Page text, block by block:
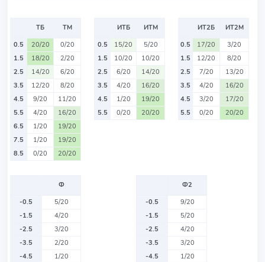
ТБ
ТМ
0.5
20/20
0/20
1.5
18/20
2/20
2.5
14/20
6/20
3.5
12/20
8/20
4.5
9/20
11/20
5.5
4/20
16/20
6.5
1/20
19/20
7.5
1/20
19/20
8.5
0/20 20/20
ИТБ
ИТМ
0.5
15/20
5/20
1.5
10/20
10/20
2.5
6/20
14/20
3.5
4/20
16/20
4.5
1/20
19/20
5.5
0/20 20/20
ИТ2Б
ИТ2М
0.5
17/20
3/20
1.5
12/20
8/20
2.5
7/20
13/20
3.5
4/20
16/20
4.5
3/20
17/20
5.5
0/20 20/20
Ф
-0.5
5/20
-1.5
4/20
-2.5
3/20
-3.5
2/20
-4.5
1/20
Ф2
-0.5
9/20
-1.5
5/20
-2.5
4/20
-3.5
3/20
-4.5
1/20